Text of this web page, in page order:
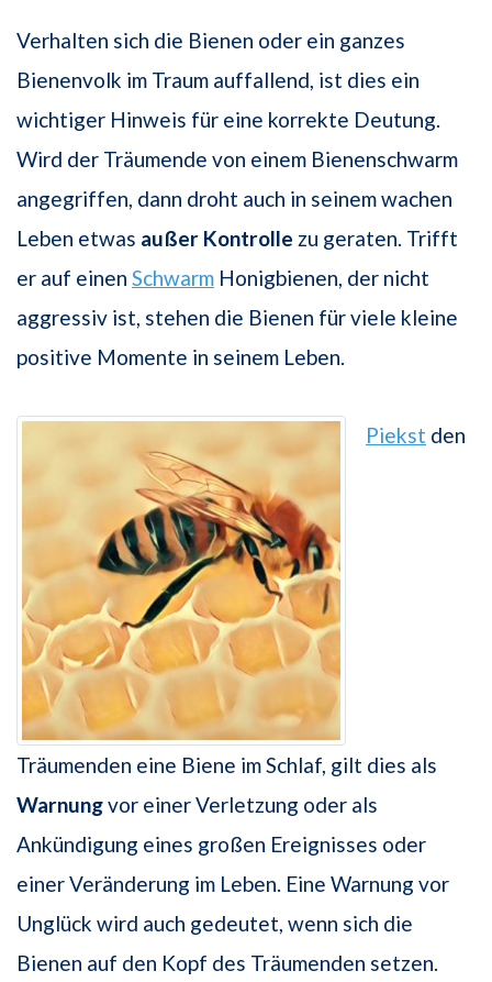
Verhalten sich die Bienen oder ein ganzes
Bienenvolk im Traum auffallend, ist dies ein
wichtiger Hinweis für eine korrekte Deutung.
Wird der Träumende von einem Bienenschwarm
angegriffen, dann droht auch in seinem wachen
Leben etwas außer Kontrolle zu geraten. Trifft
er auf einen Schwarm Honigbienen, der nicht
aggressiv ist, stehen die Bienen für viele kleine
positive Momente in seinem Leben.
Piekst den
Träumenden eine Biene im Schlaf, gilt dies als
Warnungvor einer Verletzung oder als
Ankündigung eines großen Ereignisses oder
einer Veränderung im Leben. Eine Warnung vor
Unglück wird auch gedeutet, wenn sich die
Bienen auf den Kopf des Träumenden setzen.